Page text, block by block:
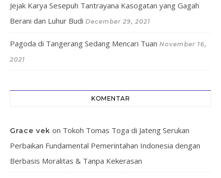
Jejak Karya Sesepuh Tantrayana Kasogatan yang Gagah
Berani dan Luhur Budi December 29, 2021
Pagoda di Tangerang Sedang Mencari Tuan November 16,
2021
KOMENTAR
Grace vek on Tokoh Tomas Toga di Jateng Serukan
Perbaikan Fundamental Pemerintahan Indonesia dengan
Berbasis Moralitas & Tanpa Kekerasan